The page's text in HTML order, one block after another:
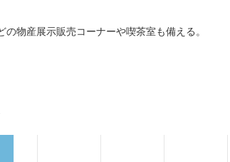
物産展示販売コーナーや喫茶室も備える。